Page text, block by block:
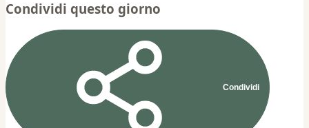
Condividi questo giorno
Condividi